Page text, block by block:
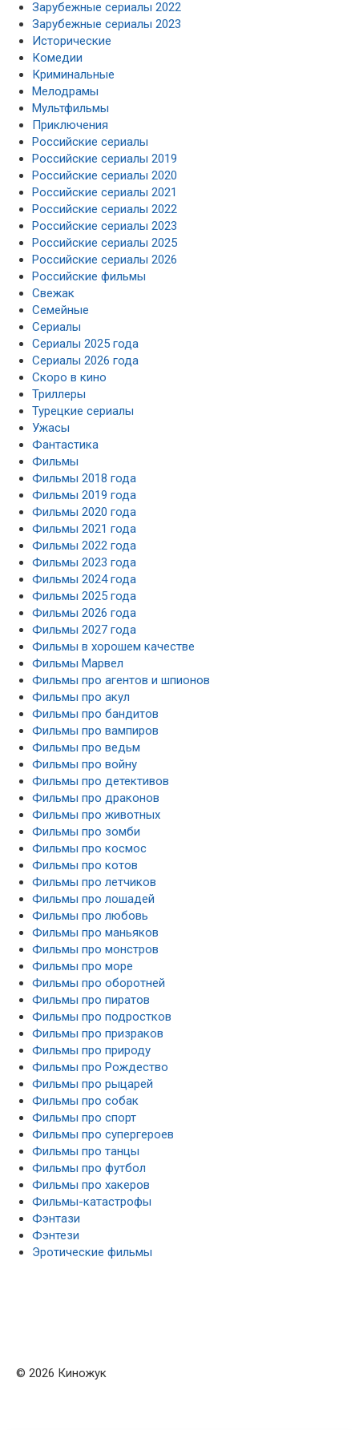
Зарубежные сериалы 2022
Зарубежные сериалы 2023
Исторические
Комедии
Криминальные
Мелодрамы
Мультфильмы
Приключения
Российские сериалы
Российские сериалы 2019
Российские сериалы 2020
Российские сериалы 2021
Российские сериалы 2022
Российские сериалы 2023
Российские сериалы 2025
Российские сериалы 2026
Российские фильмы
Свежак
Семейные
Сериалы
Сериалы 2025 года
Сериалы 2026 года
Скоро в кино
Триллеры
Турецкие сериалы
Ужасы
Фантастика
Фильмы
Фильмы 2018 года
Фильмы 2019 года
Фильмы 2020 года
Фильмы 2021 года
Фильмы 2022 года
Фильмы 2023 года
Фильмы 2024 года
Фильмы 2025 года
Фильмы 2026 года
Фильмы 2027 года
Фильмы в хорошем качестве
Фильмы Марвел
Фильмы про агентов и шпионов
Фильмы про акул
Фильмы про бандитов
Фильмы про вампиров
Фильмы про ведьм
Фильмы про войну
Фильмы про детективов
Фильмы про драконов
Фильмы про животных
Фильмы про зомби
Фильмы про космос
Фильмы про котов
Фильмы про летчиков
Фильмы про лошадей
Фильмы про любовь
Фильмы про маньяков
Фильмы про монстров
Фильмы про море
Фильмы про оборотней
Фильмы про пиратов
Фильмы про подростков
Фильмы про призраков
Фильмы про природу
Фильмы про Рождество
Фильмы про рыцарей
Фильмы про собак
Фильмы про спорт
Фильмы про супергероев
Фильмы про танцы
Фильмы про футбол
Фильмы про хакеров
Фильмы-катастрофы
Фэнтази
Фэнтези
Эротические фильмы
© 2026 Киножук